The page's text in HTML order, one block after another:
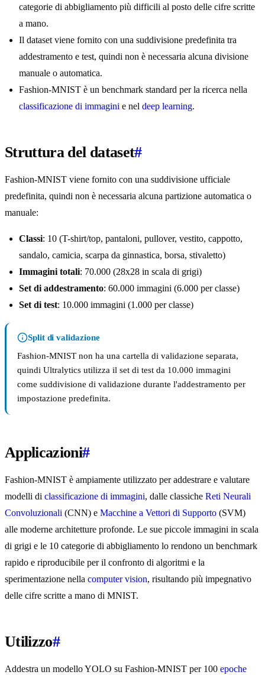
categorie di abbigliamento più difficili al posto delle cifre scritte
a mano.
Il dataset viene fornito con una suddivisione predefinita tra
addestramento e test, quindi non è necessaria alcuna divisione
manuale o automatica.
Fashion-MNIST è un benchmark standard per la ricerca nella
classificazione di immagini e nel deep learning.
Struttura del dataset#
Fashion-MNIST viene fornito con una suddivisione ufficiale
predefinita, quindi non è necessaria alcuna partizione automatica o
manuale:
Classi: 10 (T-shirt/top, pantaloni, pullover, vestito, cappotto,
sandalo, camicia, scarpa da ginnastica, borsa, stivaletto)
Immagini totali: 70.000 (28x28 in scala di grigi)
Set di addestramento: 60.000 immagini (6.000 per classe)
Set di test: 10.000 immagini (1.000 per classe)
Split di validazione
Fashion-MNIST non ha una cartella di validazione separata,
quindi Ultralytics utilizza il set di test da 10.000 immagini
come suddivisione di validazione durante l'addestramento per
impostazione predefinita.
Applicazioni#
Fashion-MNIST è ampiamente utilizzato per addestrare e valutare
modelli di classificazione di immagini, dalle classiche Reti Neurali
Convoluzionali (CNN) e Macchine a Vettori di Supporto (SVM)
alle moderne architetture profonde. Le sue piccole immagini in scala
di grigi e le 10 categorie di abbigliamento lo rendono un benchmark
rapido e riproducibile per il confronto di algoritmi e la
sperimentazione nella computer vision, risultando più impegnativo
delle cifre scritte a mano di MNIST.
Utilizzo#
Addestra un modello YOLO su Fashion-MNIST per 100 epoche